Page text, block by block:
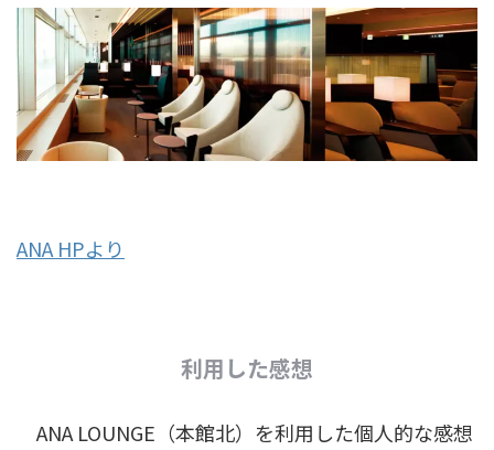
ANA HPより
利用した感想
ANA LOUNGE（本館北）を利用した個人的な感想